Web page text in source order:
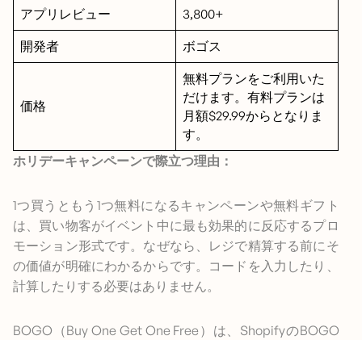
アプリレビュー
3,800+
開発者
ボゴス
価格
無料プランをご利用いた
だけます。有料プランは
月額$29.99からとなりま
す。
ホリデーキャンペーンで際立つ理由：
1つ買うともう1つ無料になるキャンペーンや無料ギフト
は、買い物客がイベント中に最も効果的に反応するプロ
モーション形式です。なぜなら、レジで精算する前にそ
の価値が明確にわかるからです。コードを入力したり、
計算したりする必要はありません。
BOGO（Buy One Get One Free）は、ShopifyのBOGO